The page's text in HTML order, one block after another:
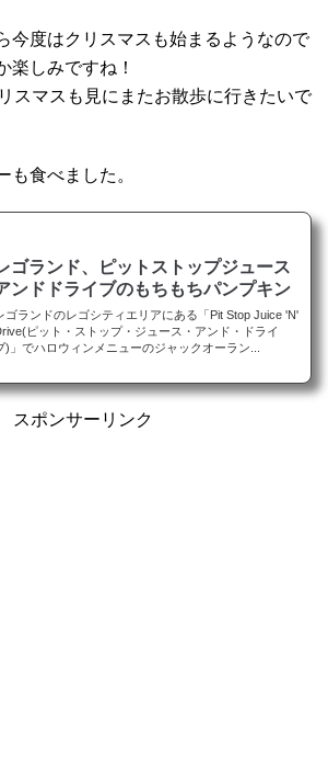
今度はクリスマスも始まるようなので
楽しみですね！
スマスも見にまたお散歩に行きたいで
も食べました。
ゴランド、ピットストップジュース
ンドドライブのもちもちパンプキン
ゴランドのレゴシティエリアにある「Pit Stop Juice 'N'
ピット・ストップ・ジュース・アンド・ドライ
)」でハロウィンメニューのジャックオーラン...
スポンサーリンク